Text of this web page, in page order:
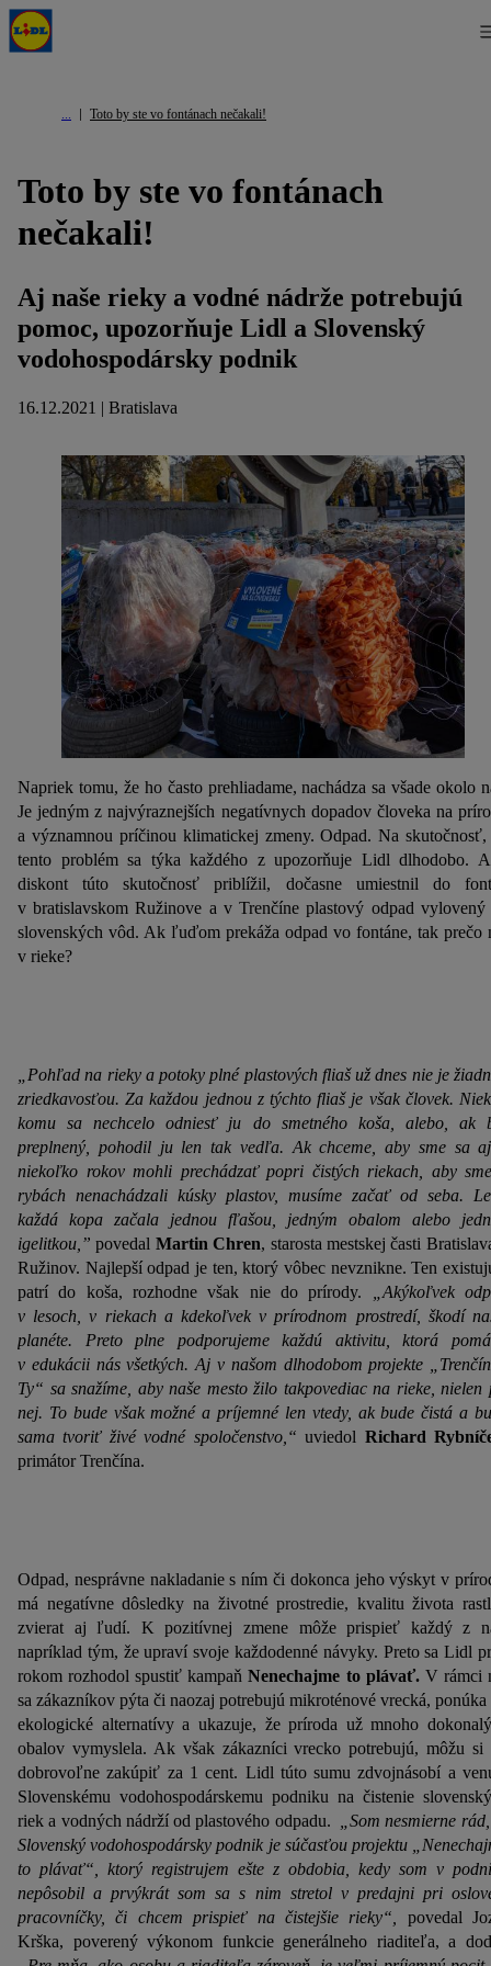
Toto by ste vo fontánach nečakali!
Toto by ste vo fontánach
nečakali!
Aj naše rieky a vodné nádrže potrebujú
pomoc, upozorňuje Lidl a Slovenský
vodohospodársky podnik
16.12.2021 | Bratislava
Napriek tomu, že ho často prehliadame, nachádza sa všade okolo
Je jedným z najvýraznejších negatívnych dopadov človeka na
a významnou príčinou klimatickej zmeny. Odpad. Na skutočnosť,
tento problém sa týka každého z upozorňuje Lidl dlhodobo.
diskont túto skutočnosť priblížil, dočasne umiestnil do
v bratislavskom Ružinove a v Trenčíne plastový odpad vylovený
slovenských vôd. Ak ľuďom prekáža odpad vo fontáne, tak prečo
v rieke?
„Pohľad na rieky a potoky plné plastových fliaš už dnes nie je
zriedkavosťou. Za každou jednou z týchto fliaš je však človek.
komu sa nechcelo odniesť ju do smetného koša, alebo, ak
preplnený, pohodil ju len tak vedľa. Ak chceme, aby sme sa
niekoľko rokov mohli prechádzať popri čistých riekach, aby
rybách nenachádzali kúsky plastov, musíme začať od seba.
každá kopa začala jednou fľašou, jedným obalom alebo
igelitkou,”povedal Martin Chren, starosta mestskej časti
Ružinov. Najlepší odpad je ten, ktorý vôbec nevznikne. Ten
patrí do koša, rozhodne však nie do prírody.
„Akýkoľvek
v lesoch, v riekach a kdekoľvek v prírodnom prostredí, škodí
planéte. Preto plne podporujeme každú aktivitu, ktorá
v edukácii nás všetkých. Aj v našom dlhodobom projekte
Ty“ sa snažíme, aby naše mesto žilo takpovediac na rieke, nielen
nej. To bude však možné a príjemné len vtedy, ak bude čistá a
sama tvoriť živé vodné spoločenstvo,“ uviedol Richard
primátor Trenčína.
Odpad, nesprávne nakladanie s ním či dokonca jeho výskyt v
má negatívne dôsledky na životné prostredie, kvalitu života
zvierat aj ľudí. K pozitívnej zmene môže prispieť každý z
napríklad tým, že upraví svoje každodenné návyky. Preto sa Lidl
rokom rozhodol spustiť kampaňNenechajme to plávať. V rámci
sa zákazníkov pýta či naozaj potrebujú mikroténové vrecká, ponúka
ekologické alternatívy a ukazuje, že príroda už mnoho
obalov vymyslela. Ak však zákazníci vrecko potrebujú, môžu si
dobrovoľne zakúpiť za 1 cent. Lidl túto sumu zdvojnásobí a
Slovenskému vodohospodárskemu podniku na čistenie
riek a vodných nádrží od plastového odpadu.
„Som nesmierne
Slovenský vodohospodársky podnik je súčasťou projektu
to plávať“, ktorý registrujem ešte z obdobia, kedy som v
nepôsobil a prvýkrát som sa s nim stretol v predajni pri
pracovníčky, či chcem prispieť na čistejšie rieky“,
povedal
Krška, poverený výkonom funkcie generálneho riaditeľa, a